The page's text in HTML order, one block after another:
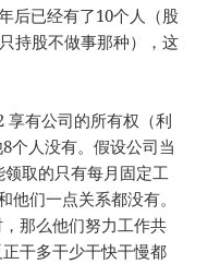
后已经有了10个人（股
持股不做事那种），这
享有公司的所有权（利
个人没有。假设公司当
取的只有每月固定工
他们一点关系都没有。
那么他们努力工作共
干多干少干快干慢都